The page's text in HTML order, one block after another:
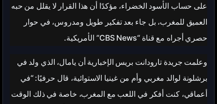
على حساب الأسود الخضراء، مؤكدًا أن هذا القرار لا يقلل من حبه
العميق للمغرب، بل جاء بعد تفكير طويل ومدروس، في حوار
حصري أجراه مع قناة “CBS News” الأمريكية.
وعلمت جريدة تارودانت بريس الإخبارية أن يامال، الذي ولد في
برشلونة لوالد مغربي وأم من غينيا الاستوائية، قال حرفيًا: “في
أعماقي، كنت أفكر في اللعب مع المغرب، خاصة في ذلك الوقت